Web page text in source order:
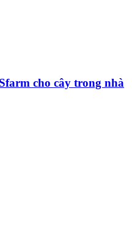
cho cây trong nhà